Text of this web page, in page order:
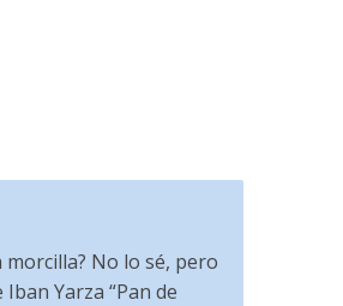
morcilla? No lo sé, pero
Yarza “Pan de